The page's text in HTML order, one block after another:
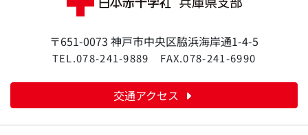
〒651-0073 神戸市中央区脇浜海岸通1-4-5
TEL.078-241-9889 FAX.078-241-6990
交通アクセス